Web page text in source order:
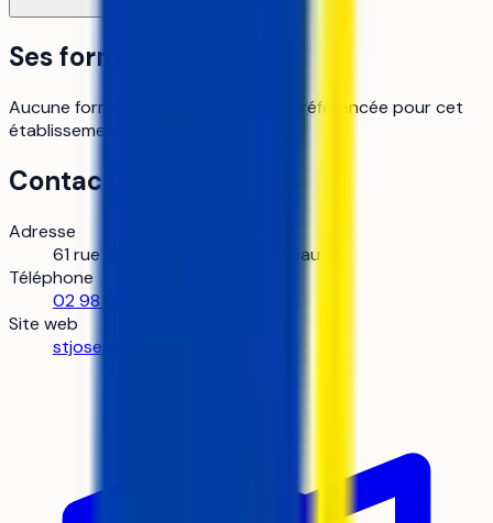
Ses formations
Aucune formation Parcoursup n’est référencée pour cet
établissement pour le moment.
Contact
Adresse
61 rue Bayard, 29187 Concarneau
Téléphone
02 98 97 03 13
Site web
stjoseph-stmarc.fr